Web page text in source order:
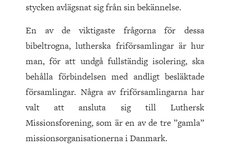
stycken avlägsnat sig från sin bekännelse.
En av de viktigaste frågorna för dessa
bibeltrogna, lutherska friförsamlingar är hur
man, för att undgå fullständig isolering, ska
behålla förbindelsen med andligt besläktade
församlingar. Några av friförsamlingarna har
valt att ansluta sig till Luthersk
Missionsforening, som är en av de tre ”gamla”
missionsorganisationerna i Danmark.